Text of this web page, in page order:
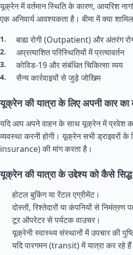
यूक्रेन में वर्तमान स्थिति के कारण, आयरिश
एक अनिवार्य आवश्यकता है। बीमा में क्या
बाह्य रोगी (Outpatient) और अंतरंग
अप्रत्याशित परिस्थितियों में प्रत्यावर्तन
कोविड-19 और संबंधित चिकित्सा व्यय
सैन्य कार्रवाइयों से जुड़े जोखिम
यूक्रेन की यात्रा के लिए अपनी कार का
यदि आप अपने वाहन के साथ यूक्रेन में प्रवेश
व्यवस्था करनी होगी। यूक्रेन सभी ड्राइवरों के
insurance) की मांग करता है।
यूक्रेन की यात्रा के उद्देश्य को कैसे
होटल बुकिंग या रेंटल एग्रीमेंट।
दोस्तों, रिश्तेदारों या कंपनियों से निमंत्रण
टूर ऑपरेटर से पर्यटक वाउचर।
यूक्रेनी स्वास्थ्य संस्थानों में उपचार की
यदि पारगमन (transit) में यात्रा कर रहे